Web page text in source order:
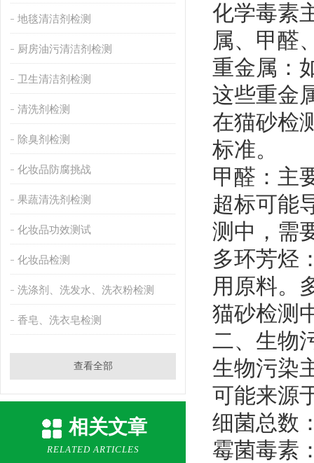
地毯清洁剂检测
厨房油污清洁剂检测
卫生清洁剂检测
清洗剂检测
除臭剂检测
化妆品防腐挑战
果蔬清洗剂检测
化妆品功效测试
化妆品检测
洗涤剂、洗发水、洗衣粉检测
香皂、洗衣皂检测
查看全部
相关文章
RELATED ARTICLES
化学毒素
属、甲醛
重金属‌：
这些重金
在猫砂检
标准。
甲醛‌：主
超标可能
测中，需
多环芳烃‌
用原料。
猫砂检测
二、生物
生物污染
可能来源
细菌总数‌
霉菌毒素‌